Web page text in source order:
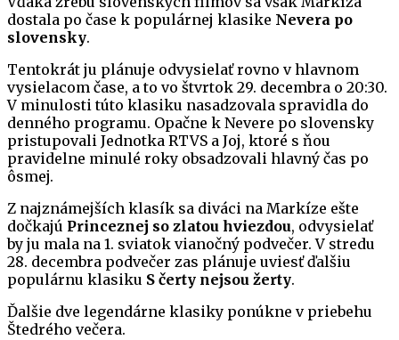
dostala po čase k populárnej klasike Nevera po
slovensky.
Tentokrát ju plánuje odvysielať rovno v hlavnom
vysielacom čase, a to vo štvrtok 29. decembra o 20:30.
V minulosti túto klasiku nasadzovala spravidla do
denného programu. Opačne k Nevere po slovensky
pristupovali Jednotka RTVS a Joj, ktoré s ňou
pravidelne minulé roky obsadzovali hlavný čas po
ôsmej.
Z najznámejších klasík sa diváci na Markíze ešte
dočkajú Princeznej so zlatou hviezdou, odvysielať
by ju mala na 1. sviatok vianočný podvečer. V stredu
28. decembra podvečer zas plánuje uviesť ďalšiu
populárnu klasiku S čerty nejsou žerty.
Ďalšie dve legendárne klasiky ponúkne v priebehu
Štedrého večera.